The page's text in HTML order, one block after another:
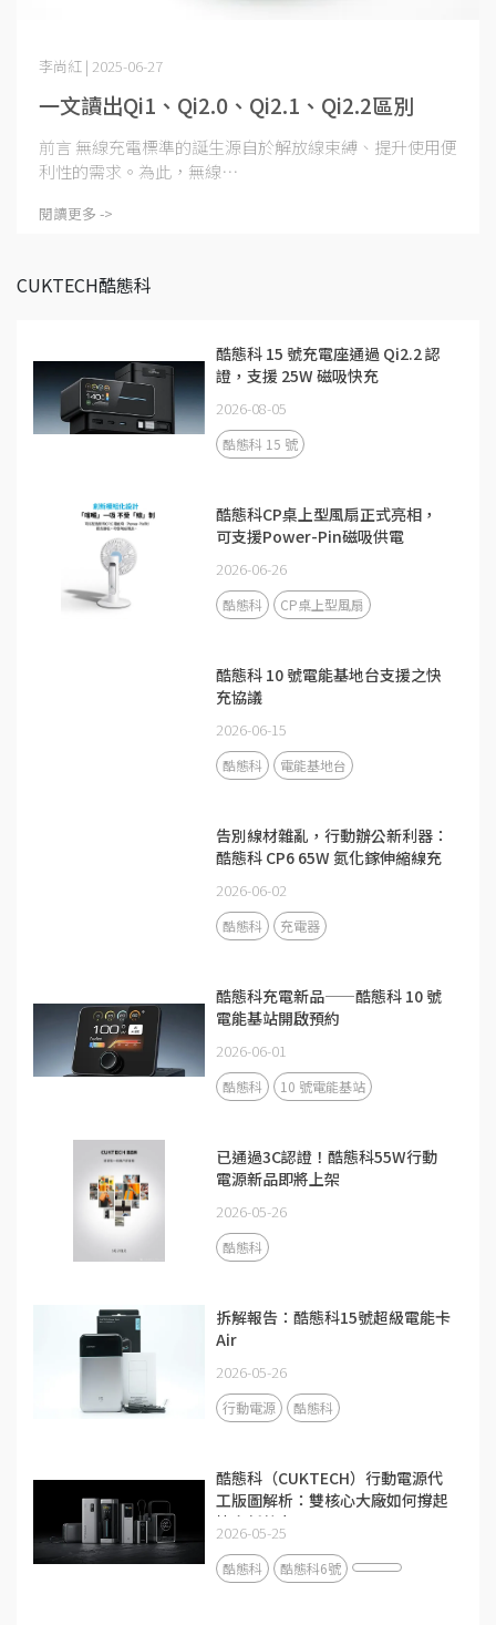
一文讀出Qi1、Qi2.0、Qi2.1、Qi2.2區別
李尚紅 | 2025-06-27
前言 無線充電標準的誕生源自於解放線束縛、提升使用便
利性的需求。為此，無線⋯
閱讀更多 ->
CUKTECH酷態科
酷態科 15 號充電座通過 Qi2.2 認
證，支援 25W 磁吸快充
2026-08-05
酷態科 15 號
酷態科CP桌上型風扇正式亮相，
可支援Power-Pin磁吸供電
2026-06-26
酷態科 CP桌上型風扇
酷態科 10 號電能基地台支援之快
充協議
2026-06-15
酷態科 電能基地台
告別線材雜亂，行動辦公新利器：
酷態科 CP6 65W 氮化鎵伸縮線充
2026-06-02
酷態科 充電器
酷態科充電新品——酷態科 10 號
電能基站開啟預約
2026-06-01
酷態科 10 號電能基站
已通過3C認證！酷態科55W行動
電源新品即將上架
2026-05-26
酷態科
拆解報告：酷態科15號超級電能卡
Air
2026-05-26
行動電源 酷態科
酷態科（CUKTECH）行動電源代
工版圖解析：雙核心大廠如何撐起
快充新勢力？
2026-05-25
酷態科 酷態科6號